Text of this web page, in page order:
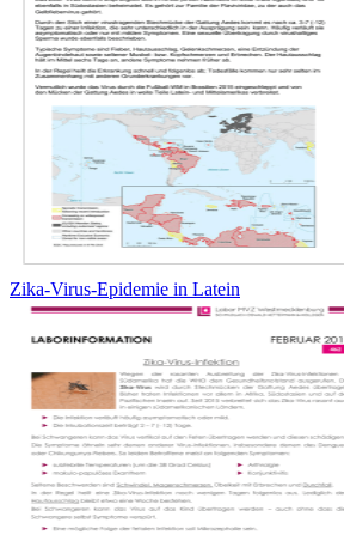
Zika-Virus-Epidemie in Latein